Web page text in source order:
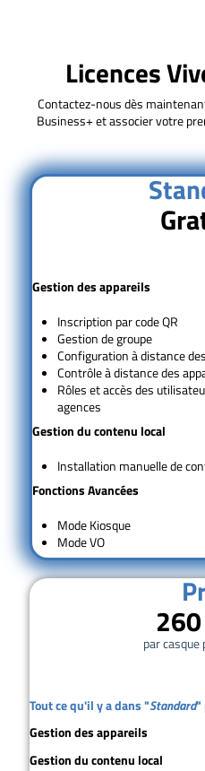
Licences
Contactez-nous dès
Business+ et associer votre
Gestion des appareils
Inscription par code QR
Gestion de groupe
Configuration à distance
Contrôle à distance des
Rôles et accès des
agences
Gestion du contenu local
Installation manuelle de
Fonctions Avancées
Mode Kiosque
Mode VO
par casque
Tout ce qu'il y a dans "Standard"
Gestion des appareils
Gestion du contenu local